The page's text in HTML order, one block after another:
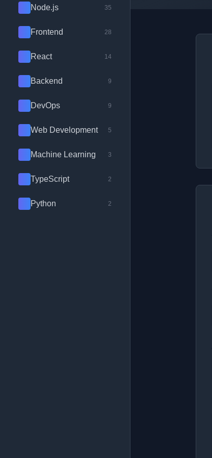
Node.js 35
Frontend 28
React 14
Backend 9
DevOps 9
Web Development 5
Machine Learning 3
TypeScript 2
Python 2